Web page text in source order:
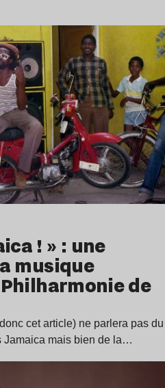
! » : une
musique
de
cet article) ne parlera pas du
Jamaica mais bien de la…